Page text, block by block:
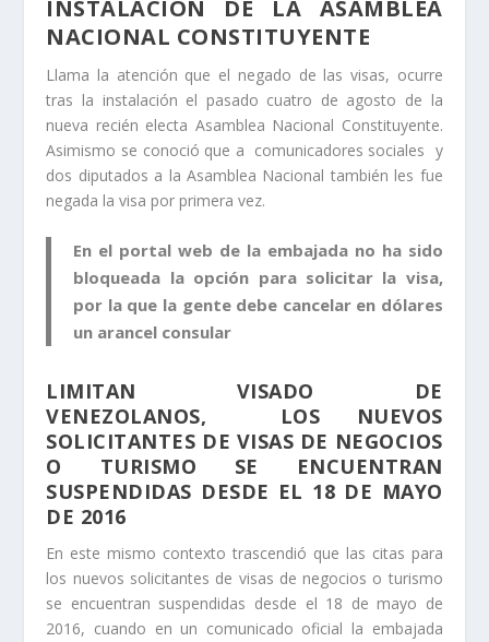
INSTALACIÓN DE LA ASAMBLEA
NACIONAL CONSTITUYENTE
Llama la atención que el negado de las visas, ocurre
tras la instalación el pasado cuatro de agosto de la
nueva recién electa Asamblea Nacional Constituyente.
Asimismo se conoció que a comunicadores sociales y
dos diputados a la Asamblea Nacional también les fue
negada la visa por primera vez.
En el portal web de la embajada no ha sido
bloqueada la opción para solicitar la visa,
por la que la gente debe cancelar en dólares
un arancel consular
LIMITAN VISADO DE
VENEZOLANOS, LOS NUEVOS
SOLICITANTES DE VISAS DE NEGOCIOS
O TURISMO SE ENCUENTRAN
SUSPENDIDAS DESDE EL 18 DE MAYO
DE 2016
En este mismo contexto trascendió que las citas para
los nuevos solicitantes de visas de negocios o turismo
se encuentran suspendidas desde el 18 de mayo de
2016, cuando en un comunicado oficial la embajada